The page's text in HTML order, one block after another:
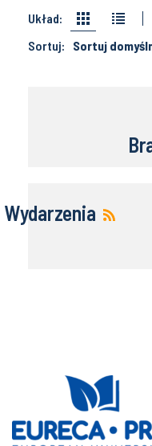
Układ:
Sortuj:
Sortuj
Wydarzenia